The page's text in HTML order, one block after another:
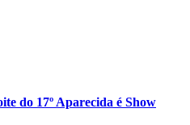
do 17º Aparecida é Show